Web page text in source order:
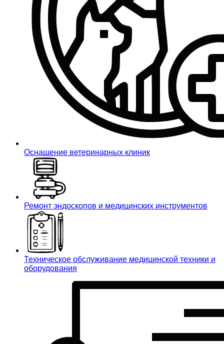
Оснащение ветеринарных клиник
Ремонт эндоскопов и медицинских инструментов
Техническое обслуживание медицинской техники и
оборудования